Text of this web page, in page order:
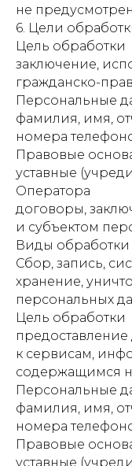
не
6. Цели
Цель обработки
заключение,
гражданско-
Персональные
фамилия, имя,
номера
Правовые
уставные
Оператора
договоры,
и субъектом
Виды
Сбор, запись,
хранение,
персональных
Цель обработки
предоставление
к сервисам,
содержащимся
Персональные
фамилия, имя,
номера
Правовые
уставные